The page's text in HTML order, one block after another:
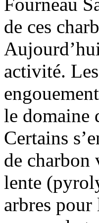
de ces
activité.
le domaine
Certains
de charbon
lente
arbres